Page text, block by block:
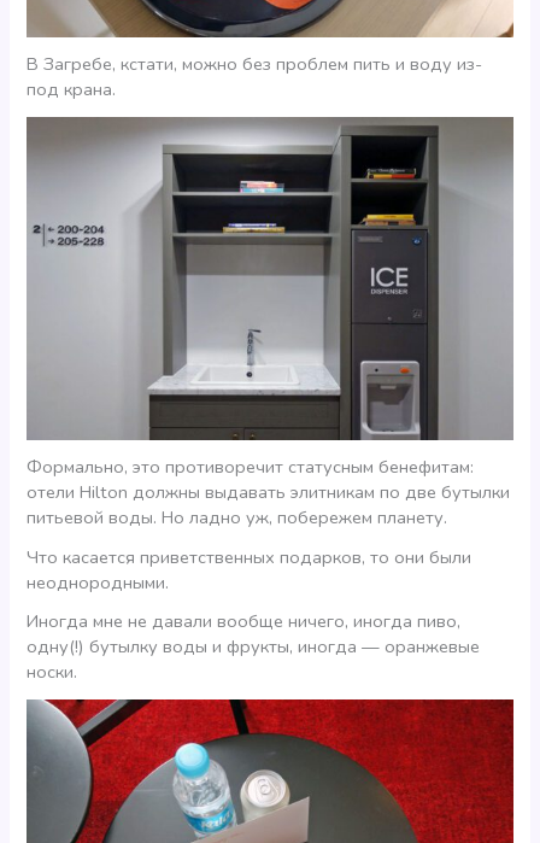
В Загребе, кстати, можно без проблем пить и воду из-
под крана.
Формально, это противоречит статусным бенефитам:
отели Hilton должны выдавать элитникам по две бутылки
питьевой воды. Но ладно уж, побережем планету.
Что касается приветственных подарков, то они были
неоднородными.
Иногда мне не давали вообще ничего, иногда пиво,
одну(!) бутылку воды и фрукты, иногда — оранжевые
носки.